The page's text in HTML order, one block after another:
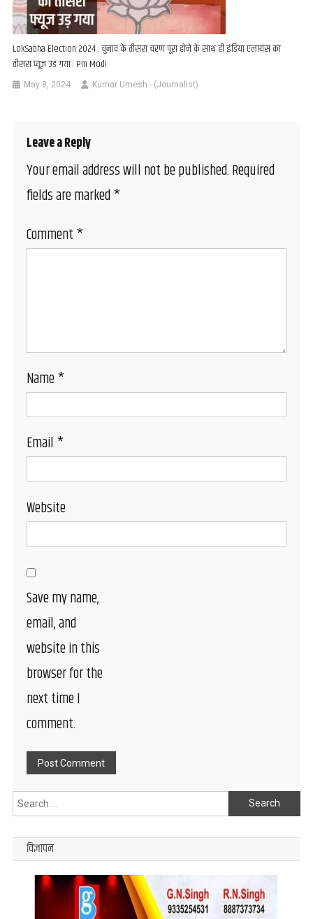
LokSabha Election 2024 : चुनाव के तीसरा चरण पूरा होने के साथ ही इंडिया एलायंस का
तीसरा प्यूज उड़ गया : Pm Modi
May 8, 2024 Kumar Umesh - (Journalist)
Leave a Reply
Your email address will not be published.Required
fields are marked*
Comment*
Name*
Email*
Website
Save my name,
email, and
website in this
browser for the
next time I
comment.
Search
for:
विज्ञापन